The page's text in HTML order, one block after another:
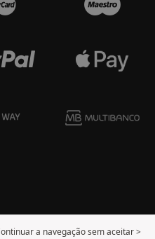
a navegação sem aceitar >